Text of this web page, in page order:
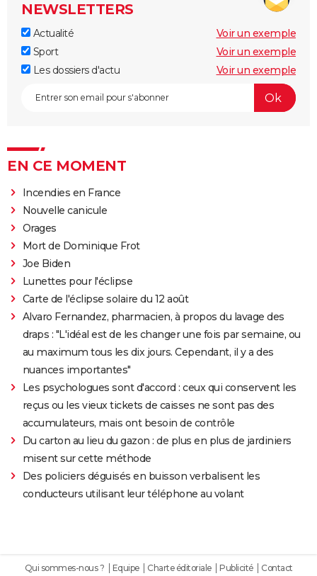
NEWSLETTERS
Actualité
Voir un exemple
Sport
Voir un exemple
Les dossiers d'actu
Voir un exemple
EN CE MOMENT
Incendies en France
Nouvelle canicule
Orages
Mort de Dominique Frot
Joe Biden
Lunettes pour l'éclipse
Carte de l'éclipse solaire du 12 août
Alvaro Fernandez, pharmacien, à propos du lavage des
draps : "L'idéal est de les changer une fois par semaine, ou
au maximum tous les dix jours. Cependant, il y a des
nuances importantes"
Les psychologues sont d'accord : ceux qui conservent les
reçus ou les vieux tickets de caisses ne sont pas des
accumulateurs, mais ont besoin de contrôle
Du carton au lieu du gazon : de plus en plus de jardiniers
misent sur cette méthode
Des policiers déguisés en buisson verbalisent les
conducteurs utilisant leur téléphone au volant
Qui sommes-nous ? Equipe Charte éditoriale Publicité Contact